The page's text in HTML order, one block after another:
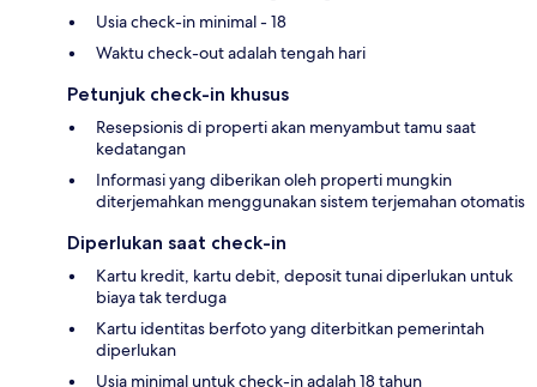
Usia check-in minimal - 18
Waktu check-out adalah tengah hari
Petunjuk check-in khusus
Resepsionis di properti akan menyambut tamu saat
kedatangan
Informasi yang diberikan oleh properti mungkin
diterjemahkan menggunakan sistem terjemahan otomatis
Diperlukan saat check-in
Kartu kredit, kartu debit, deposit tunai diperlukan untuk
biaya tak terduga
Kartu identitas berfoto yang diterbitkan pemerintah
diperlukan
Usia minimal untuk check-in adalah 18 tahun